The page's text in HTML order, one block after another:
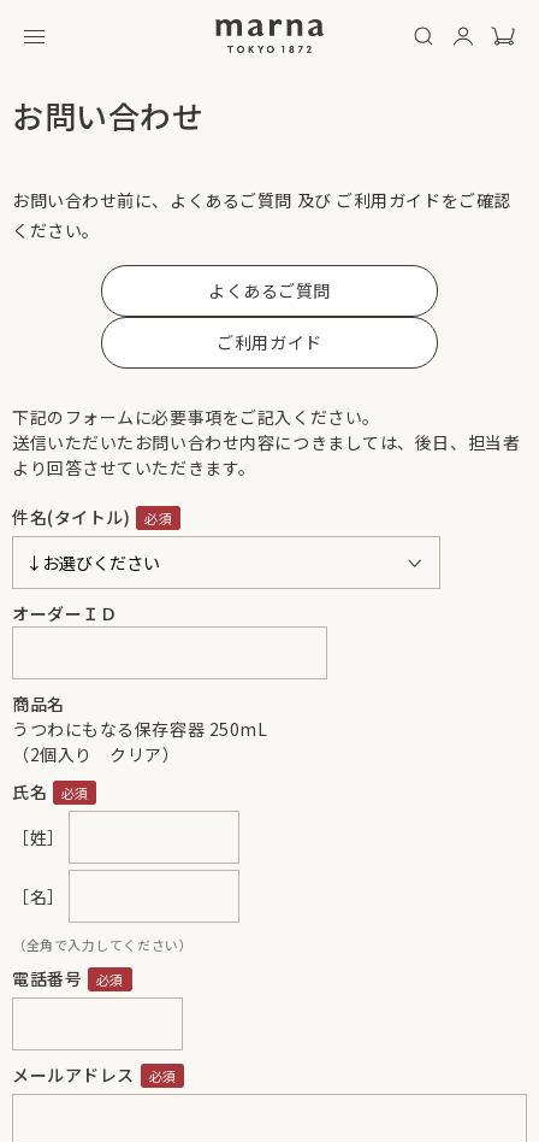
お問い合わせ
お問い合わせ前に、よくあるご質問 及び ご利用ガイドをご確認
ください。
よくあるご質問
ご利用ガイド
下記のフォームに必要事項をご記入ください。
送信いただいたお問い合わせ内容につきましては、後日、担当者
より回答させていただきます。
件名(タイトル)
オーダーＩＤ
商品名
うつわにもなる保存容器 250mL
（2個入り クリア）
氏名
［姓］
［名］
（全角で入力してください）
電話番号
メールアドレス